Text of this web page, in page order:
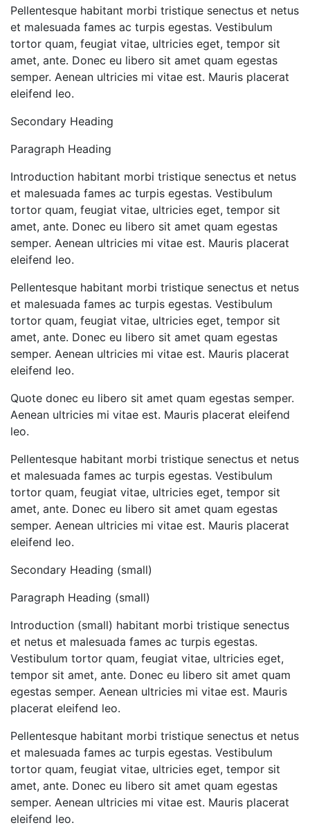
Pellentesque habitant morbi tristique senectus et netus
et malesuada fames ac turpis egestas. Vestibulum
tortor quam, feugiat vitae, ultricies eget, tempor sit
amet, ante. Donec eu libero sit amet quam egestas
semper. Aenean ultricies mi vitae est. Mauris placerat
eleifend leo.
Secondary Heading
Paragraph Heading
Introduction habitant morbi tristique senectus et netus
et malesuada fames ac turpis egestas. Vestibulum
tortor quam, feugiat vitae, ultricies eget, tempor sit
amet, ante. Donec eu libero sit amet quam egestas
semper. Aenean ultricies mi vitae est. Mauris placerat
eleifend leo.
Pellentesque habitant morbi tristique senectus et netus
et malesuada fames ac turpis egestas. Vestibulum
tortor quam, feugiat vitae, ultricies eget, tempor sit
amet, ante. Donec eu libero sit amet quam egestas
semper. Aenean ultricies mi vitae est. Mauris placerat
eleifend leo.
Quote donec eu libero sit amet quam egestas semper.
Aenean ultricies mi vitae est. Mauris placerat eleifend
leo.
Pellentesque habitant morbi tristique senectus et netus
et malesuada fames ac turpis egestas. Vestibulum
tortor quam, feugiat vitae, ultricies eget, tempor sit
amet, ante. Donec eu libero sit amet quam egestas
semper. Aenean ultricies mi vitae est. Mauris placerat
eleifend leo.
Secondary Heading (small)
Paragraph Heading (small)
Introduction (small) habitant morbi tristique senectus
et netus et malesuada fames ac turpis egestas.
Vestibulum tortor quam, feugiat vitae, ultricies eget,
tempor sit amet, ante. Donec eu libero sit amet quam
egestas semper. Aenean ultricies mi vitae est. Mauris
placerat eleifend leo.
Pellentesque habitant morbi tristique senectus et netus
et malesuada fames ac turpis egestas. Vestibulum
tortor quam, feugiat vitae, ultricies eget, tempor sit
amet, ante. Donec eu libero sit amet quam egestas
semper. Aenean ultricies mi vitae est. Mauris placerat
eleifend leo.